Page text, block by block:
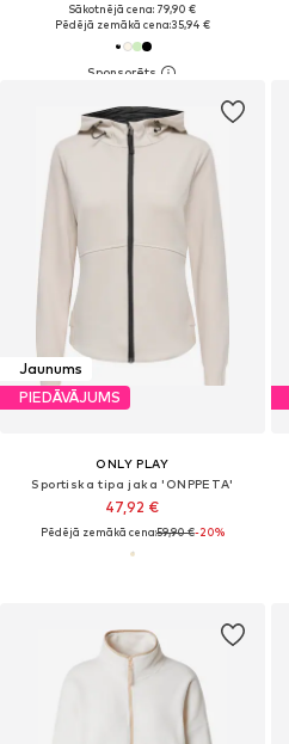
Sākotnējā cena: 79,90 €
Pēdējā zemākā cena:35,94 €
Jaunums
PIEDĀVĀJUMS
ONLY PLAY
Sportiska tipa jaka 'ONPPETA'
47,92 €
Pēdējā zemākā cena:59,90 €-20%